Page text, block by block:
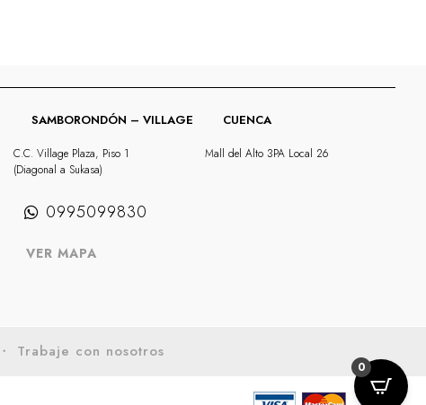
SAMBORONDÓN – VILLAGE
C.C. Village Plaza, Piso 1
(Diagonal a Sukasa)
0995099830
VER MAPA
CUENCA
Mall del Alto 3PA Local 26
・ Trabaje con nosotros
0